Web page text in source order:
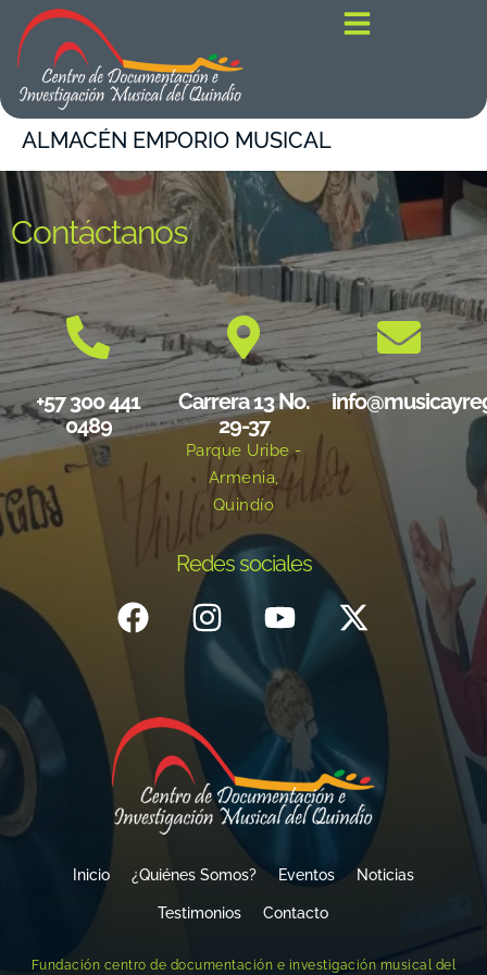
contenido
ALMACÉN EMPORIO MUSICAL
Contáctanos
+57 300 441
0489
Carrera 13 No.
29-37
Parque Uribe -
Armenia,
Quindío
Redes sociales
Inicio ¿Quiénes Somos? Eventos Noticias
Testimonios Contacto
Fundación centro de documentación e investigación musical del